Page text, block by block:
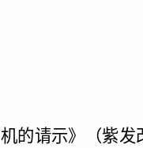
的请示》（紫发